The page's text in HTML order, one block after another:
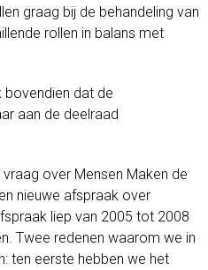
graag bij de behandeling van
rollen in balans met
bovendien dat de
aan de deelraad
over Mensen Maken de
nieuwe afspraak over
liep van 2005 tot 2008
Twee redenen waarom we in
ten eerste hebben we het